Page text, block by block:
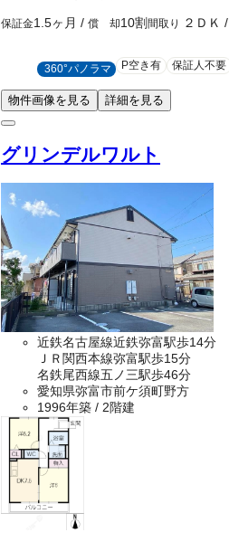
保証金1.5ヶ月 / 償 却10割 間取り ２ＤＫ /
360°パノラマ P空き有 保証人不要
物件画像を見る 詳細を見る
グリンデルワルト
近鉄名古屋線近鉄弥富駅歩14分
ＪＲ関西本線弥富駅歩15分
名鉄尾西線五ノ三駅歩46分
愛知県弥富市前ケ須町野方
1996年築 / 2階建